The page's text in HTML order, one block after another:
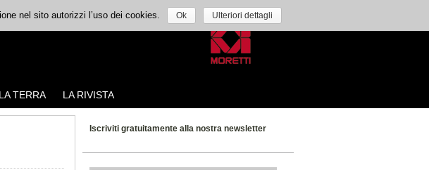
TERRA LA RIVISTA
Iscriviti gratuitamente alla nostra newsletter
nel sito autorizzi l’uso dei cookies. Ok Ulteriori dettagli